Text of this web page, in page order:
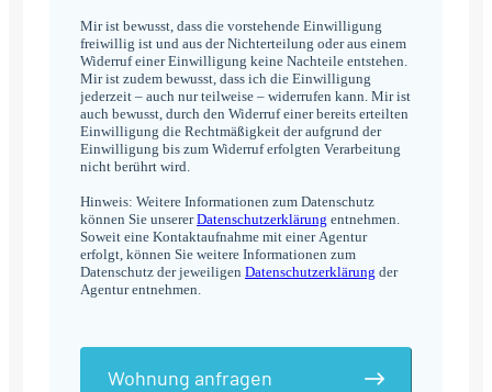
Mir ist bewusst, dass die vorstehende Einwilligung
freiwillig ist und aus der Nichterteilung oder aus einem
Widerruf einer Einwilligung keine Nachteile entstehen.
Mir ist zudem bewusst, dass ich die Einwilligung
jederzeit – auch nur teilweise – widerrufen kann. Mir ist
auch bewusst, durch den Widerruf einer bereits erteilten
Einwilligung die Rechtmäßigkeit der aufgrund der
Einwilligung bis zum Widerruf erfolgten Verarbeitung
nicht berührt wird.
Hinweis: Weitere Informationen zum Datenschutz
können Sie unsererDatenschutzerklärung entnehmen.
Soweit eine Kontaktaufnahme mit einer Agentur
erfolgt, können Sie weitere Informationen zum
Datenschutz der jeweiligen Datenschutzerklärung der
Agentur entnehmen.
Wohnung anfragen